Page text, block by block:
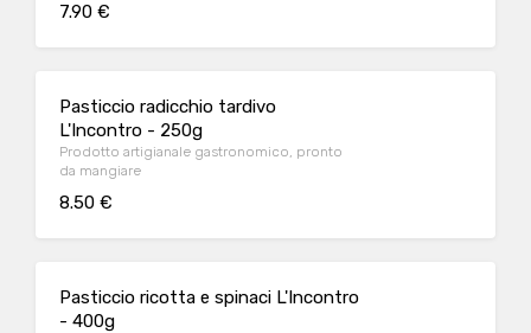
7.90 €
Pasticcio radicchio tardivo
L'Incontro - 250g
Prodotto artigianale gastronomico, pronto
da mangiare
8.50 €
Pasticcio ricotta e spinaci L'Incontro
- 400g